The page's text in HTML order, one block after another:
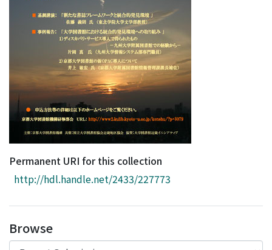
Permanent URI for this collection
http://hdl.handle.net/2433/227773
Browse